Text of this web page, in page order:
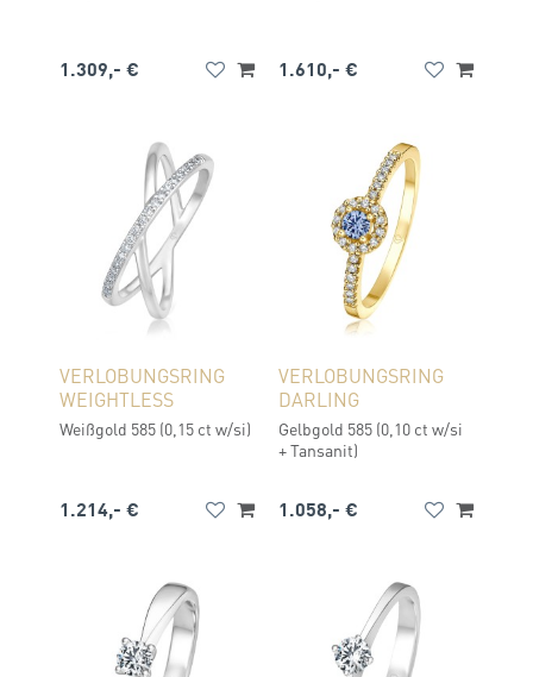
1.309,- € 1.610,- €
VERLOBUNGSRING
WEIGHTLESS
Weißgold 585 (0,15 ct w/si)
1.214,- €
VERLOBUNGSRING
DARLING
Gelbgold 585 (0,10 ct w/si
+ Tansanit)
1.058,- €